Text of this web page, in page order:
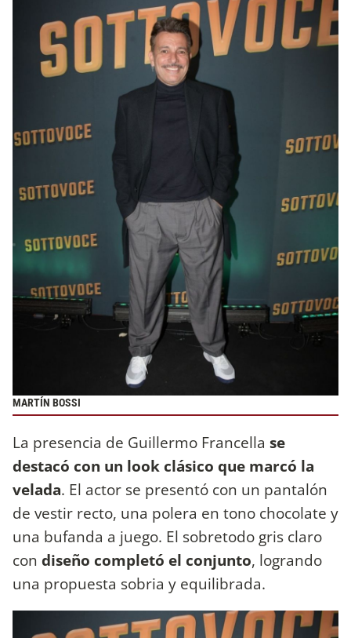
MARTÍN BOSSI
La presencia de Guillermo Francella se
destacó con un look clásico que marcó la
velada. El actor se presentó con un pantalón
de vestir recto, una polera en tono chocolate y
una bufanda a juego. El sobretodo gris claro
con diseño completó el conjunto, logrando
una propuesta sobria y equilibrada.